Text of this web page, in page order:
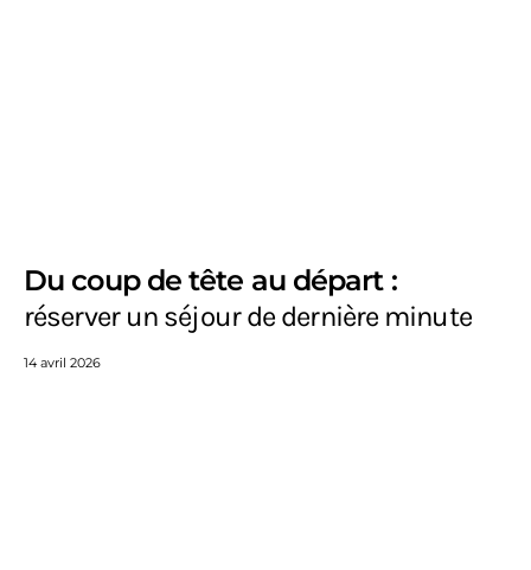
Du coup de tête au départ :
réserver un séjour de dernière minute
14 avril 2026